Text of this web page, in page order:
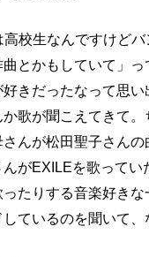
校生なんですけど
とかもしていて」っ
きだったなって思
歌が聞こえてきて。
んが松田聖子さんの
がEXILEを歌ってい
たりする音楽好きな
ているのを聞いて、